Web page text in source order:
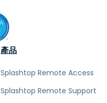
產品
Splashtop Remote Access
Splashtop Remote Support